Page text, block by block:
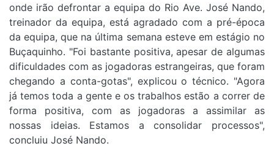
onde irão defrontar a equipa do Rio Ave. José Nando,
treinador da equipa, está agradado com a pré-época
da equipa, que na última semana esteve em estágio no
Buçaquinho. "Foi bastante positiva, apesar de algumas
dificuldades com as jogadoras estrangeiras, que foram
chegando a conta-gotas", explicou o técnico. "Agora
já temos toda a gente e os trabalhos estão a correr de
forma positiva, com as jogadoras a assimilar as
nossas ideias. Estamos a consolidar processos",
concluiu José Nando.